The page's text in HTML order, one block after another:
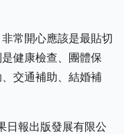
常開心應該是最貼切
健康檢查、團體保
交通補助、結婚補
日報出版發展有限公